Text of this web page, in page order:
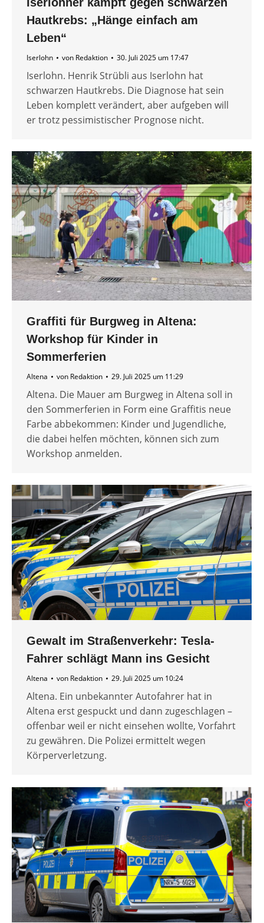
Hautkrebs: „Hänge einfach am
Leben“
Iserlohn von Redaktion 30. Juli 2025 um 17:47
Iserlohn. Henrik Strübli aus Iserlohn hat
schwarzen Hautkrebs. Die Diagnose hat sein
Leben komplett verändert, aber aufgeben will
er trotz pessimistischer Prognose nicht.
Graffiti für Burgweg in Altena:
Workshop für Kinder in
Sommerferien
Altena von Redaktion 29. Juli 2025 um 11:29
Altena. Die Mauer am Burgweg in Altena soll in
den Sommerferien in Form eine Graffitis neue
Farbe abbekommen: Kinder und Jugendliche,
die dabei helfen möchten, können sich zum
Workshop anmelden.
Gewalt im Straßenverkehr: Tesla-
Fahrer schlägt Mann ins Gesicht
Altena von Redaktion 29. Juli 2025 um 10:24
Altena. Ein unbekannter Autofahrer hat in
Altena erst gespuckt und dann zugeschlagen –
offenbar weil er nicht einsehen wollte, Vorfahrt
zu gewähren. Die Polizei ermittelt wegen
Körperverletzung.